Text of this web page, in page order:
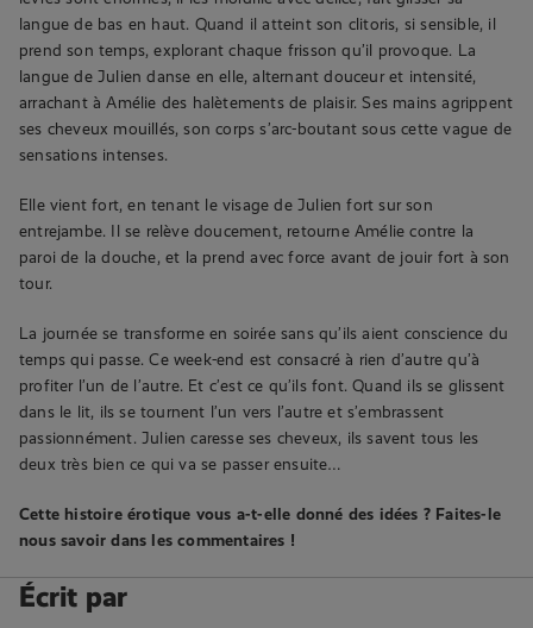
langue de bas en haut. Quand il atteint son clitoris, si sensible, il
prend son temps, explorant chaque frisson qu’il provoque. La
langue de Julien danse en elle, alternant douceur et intensité,
arrachant à Amélie des halètements de plaisir. Ses mains agrippent
ses cheveux mouillés, son corps s’arc-boutant sous cette vague de
sensations intenses.
Elle vient fort, en tenant le visage de Julien fort sur son
entrejambe. Il se relève doucement, retourne Amélie contre la
paroi de la douche, et la prend avec force avant de jouir fort à son
tour.
La journée se transforme en soirée sans qu’ils aient conscience du
temps qui passe. Ce week-end est consacré à rien d’autre qu’à
profiter l’un de l’autre. Et c’est ce qu’ils font. Quand ils se glissent
dans le lit, ils se tournent l’un vers l’autre et s’embrassent
passionnément. Julien caresse ses cheveux, ils savent tous les
deux très bien ce qui va se passer ensuite…
Cette histoire érotique vous a-t-elle donné des idées ? Faites-le
nous savoir dans les commentaires !
Écrit par